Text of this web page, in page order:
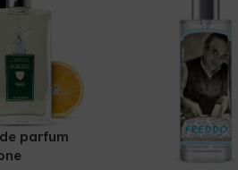
parfum